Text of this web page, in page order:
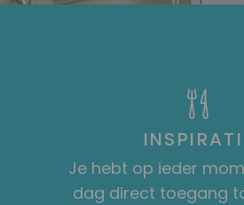
Je hebt op ieder
dag direct toegang